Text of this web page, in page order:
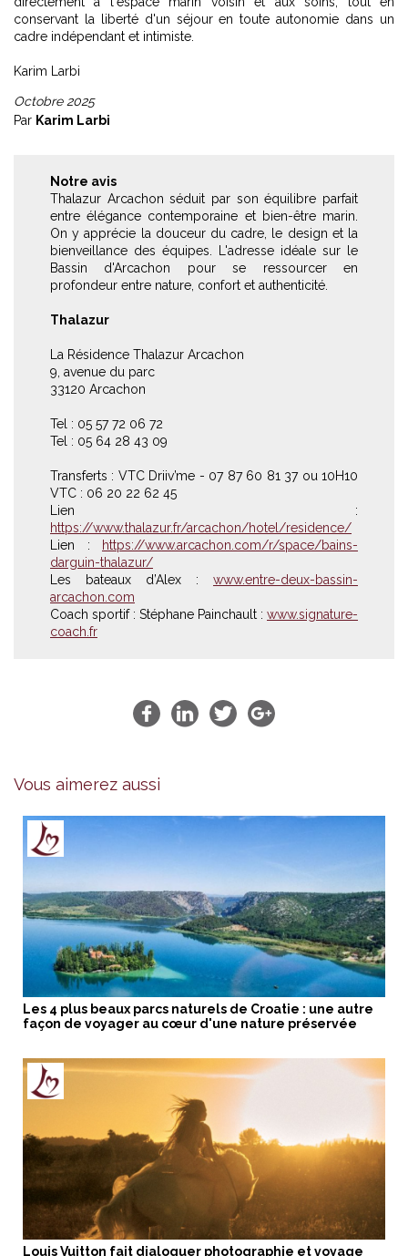
conservant la liberté d'un séjour en toute autonomie dans un
cadre indépendant et intimiste.
Karim Larbi
Octobre 2025
Par Karim Larbi
Notre avis
Thalazur Arcachon séduit par son équilibre parfait
entre élégance contemporaine et bien-être marin.
On y apprécie la douceur du cadre, le design et la
bienveillance des équipes. L'adresse idéale sur le
Bassin d'Arcachon pour se ressourcer en
profondeur entre nature, confort et authenticité.
Thalazur
La Résidence Thalazur Arcachon
9, avenue du parc
33120 Arcachon
Tel : 05 57 72 06 72
Tel : 05 64 28 43 09
Transferts : VTC Driiv’me - 07 87 60 81 37 ou 10H10
VTC : 06 20 22 62 45
Lien :
https://www.thalazur.fr/arcachon/hotel/residence/
Lien :
https://www.arcachon.com/r/space/bains-
darguin-thalazur/
Les bateaux d’Alex : www.entre-deux-bassin-
arcachon.com
Coach sportif : Stéphane Painchault : www.signature-
coach.fr
Vous aimerez aussi
Les 4 plus beaux parcs naturels de Croatie : une autre
façon de voyager au cœur d'une nature préservée
Louis Vuitton fait dialoguer photographie et voyage